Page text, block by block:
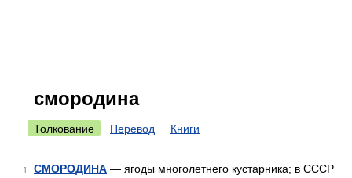
смородина
Толкование Перевод Книги
1 СМОРОДИНА — ягоды многолетнего кустарника; в СССР